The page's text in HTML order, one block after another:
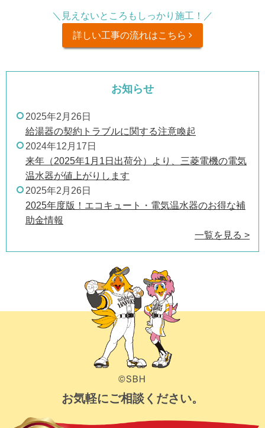
＼見えないところもしっかり施工！／
詳しい工事の流れはこちら
お知らせ
2025年2月26日
給湯器の契約トラブルに関する注意喚起
2024年12月17日
来年（2025年1月1日出荷分）より、三菱電機の電気
温水器が値上がりします
2025年2月26日
2025年度版！エコキュート・電気温水器のお得な補
助金情報
一覧を見る >
お気軽にご相談ください。